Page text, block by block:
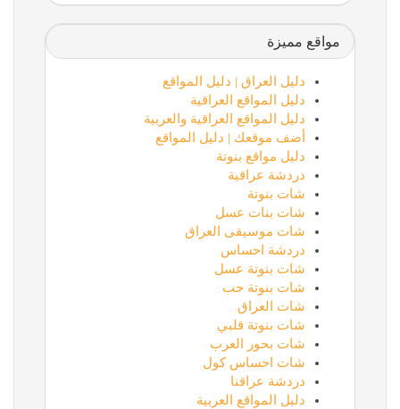
مواقع مميزة
دليل العراق | دليل المواقع
دليل المواقع العراقية
دليل المواقع العراقية والعربية
أضف موقعك | دليل المواقع
دليل مواقع بنوتة
دردشة عراقية
شات بنوتة
شات بنات عسل
شات موسيقى العراق
دردشة احساس
شات بنوتة عسل
شات بنوتة حب
شات العراق
شات بنوتة قلبي
شات بحور العرب
شات احساس كول
دردشة عراقنا
دليل المواقع العربية